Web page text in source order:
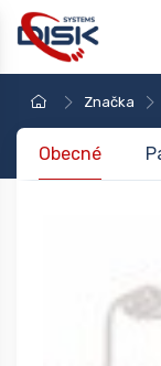
Značka
Obecné